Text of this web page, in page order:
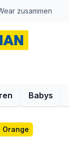
zusammen
Babys
Orange